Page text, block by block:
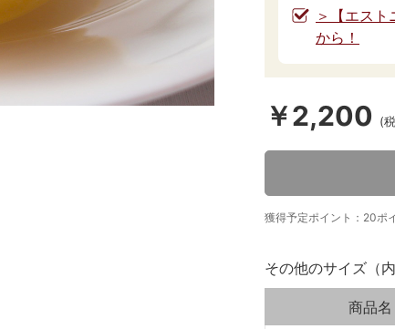
＞【エス
から！
￥2,200 (
獲得予定ポイント：20ポ
その他のサイズ（
商品名